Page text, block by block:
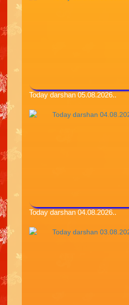
Today darshan 05.08.2026..
Today darshan 04.08.2026..